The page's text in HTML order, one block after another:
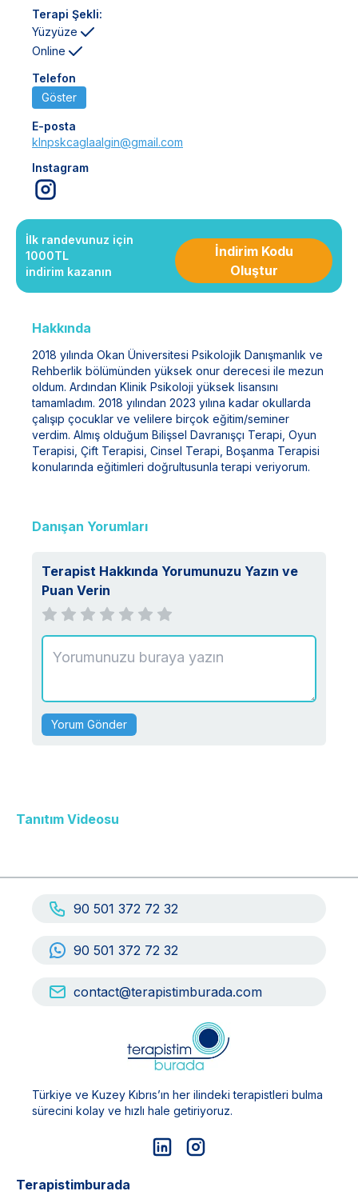
Terapi Şekli:
Yüzyüze
Online
Telefon
Göster
E-posta
klnpskcaglaalgin@gmail.com
Instagram
İlk randevunuz için
1000TL
indirim kazanın
İndirim Kodu
Oluştur
Hakkında
2018 yılında Okan Üniversitesi Psikolojik Danışmanlık ve
Rehberlik bölümünden yüksek onur derecesi ile mezun
oldum. Ardından Klinik Psikoloji yüksek lisansını
tamamladım. 2018 yılından 2023 yılına kadar okullarda
çalışıp çocuklar ve velilere birçok eğitim/seminer
verdim. Almış olduğum Bilişsel Davranışçı Terapi, Oyun
Terapisi, Çift Terapisi, Cinsel Terapi, Boşanma Terapisi
konularında eğitimleri doğrultusunla terapi veriyorum.
Danışan Yorumları
Terapist Hakkında Yorumunuzu Yazın ve
Puan Verin
Yorum Gönder
Tanıtım Videosu
90 501 372 72 32
90 501 372 72 32
contact@terapistimburada.com
Türkiye ve Kuzey Kıbrıs’ın her ilindeki terapistleri bulma
sürecini kolay ve hızlı hale getiriyoruz.
Terapistimburada